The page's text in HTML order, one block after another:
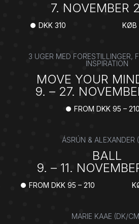
7. NOVEMBER
DKK 310 KØB
3 UGER MED FORESTILLINGER,
INSPIRATION
MOVE YOUR
9. – 27.
FROM DKK 95 – 210
ÁSRÚN & ALEXANDER
BALL
9. – 11.
FROM DKK 95 – 210
MARIE KAAE (DK/